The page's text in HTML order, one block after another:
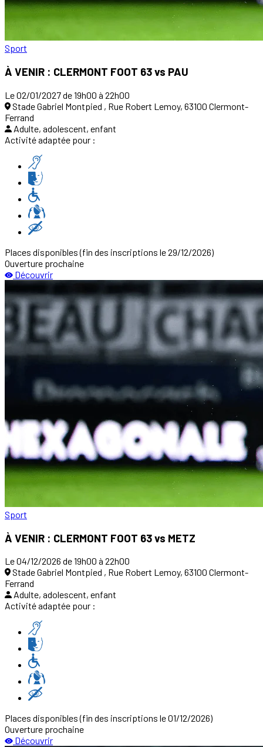
Sport
À VENIR : CLERMONT FOOT 63 vs PAU
Le 02/01/2027 de 19h00 à 22h00
Stade Gabriel Montpied , Rue Robert Lemoy, 63100 Clermont-
Ferrand
Adulte, adolescent, enfant
Activité adaptée pour :
Places disponibles(fin des inscriptions le 29/12/2026)
Ouverture prochaine
Découvrir
Sport
À VENIR : CLERMONT FOOT 63 vs METZ
Le 04/12/2026 de 19h00 à 22h00
Stade Gabriel Montpied , Rue Robert Lemoy, 63100 Clermont-
Ferrand
Adulte, adolescent, enfant
Activité adaptée pour :
Places disponibles(fin des inscriptions le 01/12/2026)
Ouverture prochaine
Découvrir